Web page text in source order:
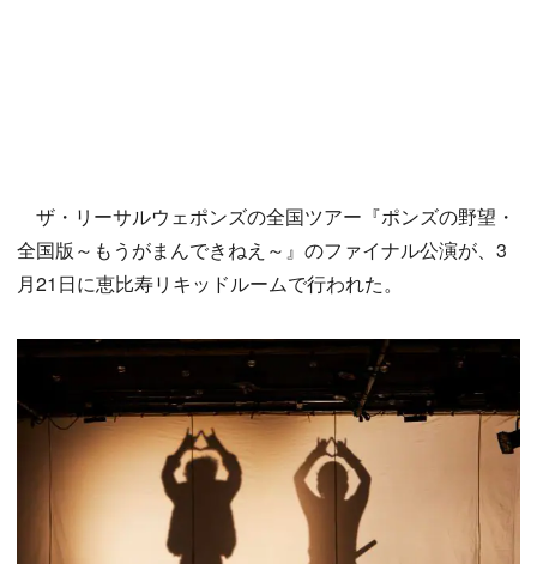
ザ・リーサルウェポンズの全国ツアー『ポンズの野望・
全国版～もうがまんできねえ～』のファイナル公演が、3
月21日に恵比寿リキッドルームで行われた。